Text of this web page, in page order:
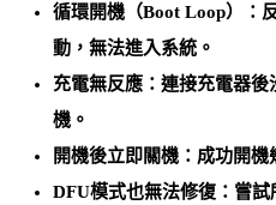
循環開機（Boot Loop）
：
動，無法進入系統。
充電無反應 ：連接充電器
機。
開機後立即關機 ：成功開
DFU模式也無法修復 ：嘗